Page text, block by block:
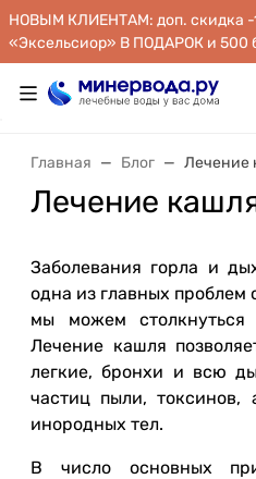
НОВЫМ КЛИЕНТАМ: доп. скидка -
«Эксельсиор» В ПОДАРОК и 500
Главная Блог Лечение
Лечение
Заболевания горла и
одна из главных проблем
мы можем
Лечение кашля
легкие, бронхи и всю
частиц пыли, токсинов,
инородных тел.
В число основных